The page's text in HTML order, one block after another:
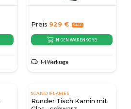
Preis 929 €
IN DEN WARENKORB
1-4 Werktage
SCANDIFLAMES
Runder Tisch Kamin mit